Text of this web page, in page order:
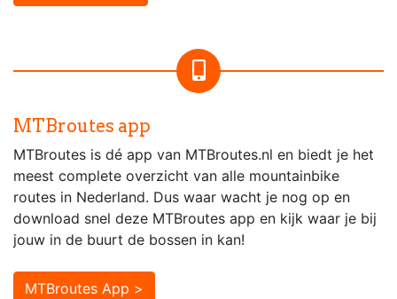
MTBroutes app
MTBroutes is dé app van MTBroutes.nl en biedt je het
meest complete overzicht van alle mountainbike
routes in Nederland. Dus waar wacht je nog op en
download snel deze MTBroutes app en kijk waar je bij
jouw in de buurt de bossen in kan!
MTBroutes App >